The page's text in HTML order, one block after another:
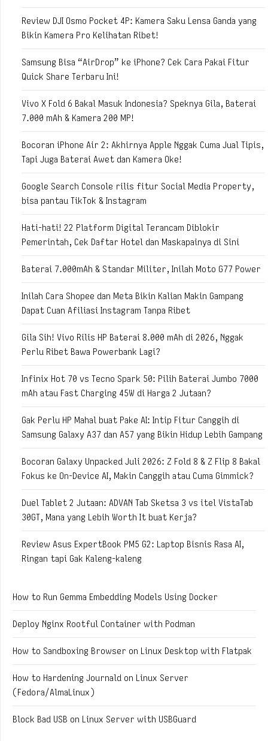
Review DJI Osmo Pocket 4P: Kamera Saku Lensa Ganda yang
Bikin Kamera Pro Kelihatan Ribet!
Samsung Bisa “AirDrop” ke iPhone? Cek Cara Pakai Fitur
Quick Share Terbaru Ini!
Vivo X Fold 6 Bakal Masuk Indonesia? Speknya Gila, Baterai
7.000 mAh & Kamera 200 MP!
Bocoran iPhone Air 2: Akhirnya Apple Nggak Cuma Jual Tipis,
Tapi Juga Baterai Awet dan Kamera Oke!
Google Search Console rilis fitur Social Media Property,
bisa pantau TikTok & Instagram
Hati-hati! 22 Platform Digital Terancam Diblokir
Pemerintah, Cek Daftar Hotel dan Maskapainya di Sini
Baterai 7.000mAh & Standar Militer, Inilah Moto G77 Power
Inilah Cara Shopee dan Meta Bikin Kalian Makin Gampang
Dapat Cuan Afiliasi Instagram Tanpa Ribet
Gila Sih! Vivo Rilis HP Baterai 8.000 mAh di 2026, Nggak
Perlu Ribet Bawa Powerbank Lagi?
Infinix Hot 70 vs Tecno Spark 50: Pilih Baterai Jumbo 7000
mAh atau Fast Charging 45W di Harga 2 Jutaan?
Gak Perlu HP Mahal buat Pake AI: Intip Fitur Canggih di
Samsung Galaxy A37 dan A57 yang Bikin Hidup Lebih Gampang
Bocoran Galaxy Unpacked Juli 2026: Z Fold 8 & Z Flip 8 Bakal
Fokus ke On-Device AI, Makin Canggih atau Cuma Gimmick?
Duel Tablet 2 Jutaan: ADVAN Tab Sketsa 3 vs itel VistaTab
30GT, Mana yang Lebih Worth It buat Kerja?
Review Asus ExpertBook PM5 G2: Laptop Bisnis Rasa AI,
Ringan tapi Gak Kaleng-kaleng
How to Run Gemma Embedding Models Using Docker
Deploy Nginx Rootful Container with Podman
How to Sandboxing Browser on Linux Desktop with Flatpak
How to Hardening Journald on Linux Server
(Fedora/AlmaLinux)
Block Bad USB on Linux Server with USBGuard